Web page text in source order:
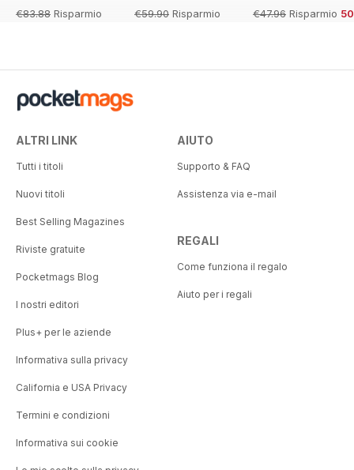
€83.88 Risparmio
€59.90 Risparmio
€47.96 Risparmio
ALTRI LINK
Tutti i titoli
Nuovi titoli
Best Selling Magazines
Riviste gratuite
Pocketmags Blog
I nostri editori
Plus+ per le aziende
Informativa sulla privacy
California e USA Privacy
Termini e condizioni
Informativa sui cookie
AIUTO
Supporto & FAQ
Assistenza via e-mail
REGALI
Come funziona il regalo
Aiuto per i regali